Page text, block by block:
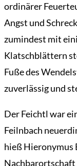
ordinärer
Angst und
zumindest mit
Klatschblättern
Fuße des
zuverlässig und
Der Feichtl war
Feilnbach
hieß Hieronymus
Nachbarortschaft